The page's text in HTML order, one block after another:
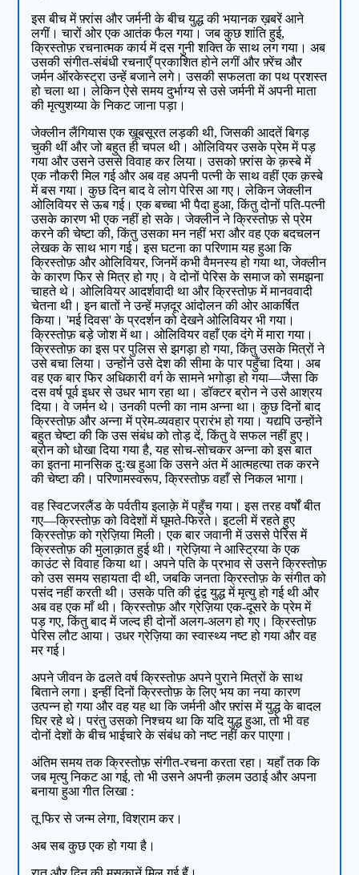
इस बीच में फ़्रांस और जर्मनी के बीच युद्ध की भयानक ख़बरें आने
लगीं। चारों ओर एक आतंक फैल गया। जब कुछ शांति हुई,
क्रिस्तोफ़ रचनात्मक कार्य में दस गुनी शक्ति के साथ लग गया। अब
उसकी संगीत-संबंधी रचनाएँ प्रकाशित होने लगीं और फ़्रेंच और
जर्मन ऑरकेस्ट्रा उन्हें बजाने लगे। उसकी सफलता का पथ प्रशस्त
हो चला था। लेकिन ऐसे समय दुर्भाग्य से उसे जर्मनी में अपनी माता
की मृत्युशय्या के निकट जाना पड़ा।
जेक्लीन लैंगियास एक ख़ूबसूरत लड़की थी, जिसकी आदतें बिगड़
चुकी थीं और जो बहुत ही चपल थी। ओलिवियर उसके प्रेम में पड़
गया और उसने उससे विवाह कर लिया। उसको फ़्रांस के क़स्बे में
एक नौकरी मिल गई और अब वह अपनी पत्नी के साथ वहीं एक क़स्बे
में बस गया। कुछ दिन बाद वे लोग पेरिस आ गए। लेकिन जेक्लीन
ओलिवियर से ऊब गई। एक बच्चा भी पैदा हुआ, किंतु दोनों पति-पत्नी
उसके कारण भी एक नहीं हो सके। जेक्लीन ने क्रिस्तोफ़ से प्रेम
करने की चेष्टा की, किंतु उसका मन नहीं भरा और वह एक बदचलन
लेखक के साथ भाग गई। इस घटना का परिणाम यह हुआ कि
क्रिस्तोफ़ और ओलिवियर, जिनमें कभी वैमनस्य हो गया था, जेक्लीन
के कारण फिर से मित्र हो गए। वे दोनों पेरिस के समाज को समझना
चाहते थे। ओलिवियर आदर्शवादी था और क्रिस्तोफ़ में मानववादी
चेतना थी। इन बातों ने उन्हें मज़दूर आंदोलन की ओर आकर्षित
किया। 'मई दिवस' के प्रदर्शन को देखने ओलिवियर भी गया।
क्रिस्तोफ़ बड़े जोश में था। ओलिवियर वहाँ एक दंगे में मारा गया।
क्रिस्तोफ़ का इस पर पुलिस से झगड़ा हो गया, किंतु उसके मित्रों ने
उसे बचा लिया। उन्होंने उसे देश की सीमा के पार पहुँचा दिया। अब
वह एक बार फिर अधिकारी वर्ग के सामने भगोड़ा हो गया—जैसा कि
दस वर्ष पूर्व इधर से उधर भाग रहा था। डॉक्टर ब्रोन ने उसे आश्रय
दिया। वे जर्मन थे। उनकी पत्नी का नाम अन्ना था। कुछ दिनों बाद
क्रिस्तोफ़ और अन्ना में प्रेम-व्यवहार प्रारंभ हो गया। यद्यपि उन्होंने
बहुत चेष्टा की कि उस संबंध को तोड़ दें, किंतु वे सफल नहीं हुए।
ब्रोन को धोखा दिया गया है, यह सोच-सोचकर अन्ना को इस बात
का इतना मानसिक दुःख हुआ कि उसने अंत में आत्महत्या तक करने
की चेष्टा की। परिणामस्वरूप, क्रिस्तोफ़ वहाँ से निकल भागा।
वह स्विटजरलैंड के पर्वतीय इलाक़े में पहुँच गया। इस तरह वर्षों बीत
गए—क्रिस्तोफ़ को विदेशों में घूमते-फिरते। इटली में रहते हुए
क्रिस्तोफ़ को ग्रेज़िया मिली। एक बार जवानी में उससे पेरिस में
क्रिस्तोफ़ की मुलाक़ात हुई थी। ग्रेज़िया ने आस्ट्रिया के एक
काउंट से विवाह किया था। अपने पति के प्रभाव से उसने क्रिस्तोफ़
को उस समय सहायता दी थी, जबकि जनता क्रिस्तोफ़ के संगीत को
पसंद नहीं करती थी। उसके पति की द्वंद्व युद्ध में मृत्यु हो गई थी और
अब वह एक माँ थी। क्रिस्तोफ़ और ग्रेज़िया एक-दूसरे के प्रेम में
पड़ गए, किंतु बाद में जल्द ही दोनों अलग-अलग हो गए। क्रिस्तोफ़
पेरिस लौट आया। उधर ग्रेज़िया का स्वास्थ्य नष्ट हो गया और वह
मर गई।
अपने जीवन के ढलते वर्ष क्रिस्तोफ़ अपने पुराने मित्रों के साथ
बिताने लगा। इन्हीं दिनों क्रिस्तोफ़ के लिए भय का नया कारण
उत्पन्न हो गया और वह यह था कि जर्मनी और फ़्रांस में युद्ध के बादल
घिर रहे थे। परंतु उसको निश्चय था कि यदि युद्ध हुआ, तो भी वह
दोनों देशों के बीच भाईचारे के संबंध को नष्ट नहीं कर पाएगा।
अंतिम समय तक क्रिस्तोफ़ संगीत-रचना करता रहा। यहाँ तक कि
जब मृत्यु निकट आ गई, तो भी उसने अपनी क़लम उठाई और अपना
बनाया हुआ गीत लिखा :
तू फिर से जन्म लेगा, विश्राम कर।
अब सब कुछ एक हो गया है।